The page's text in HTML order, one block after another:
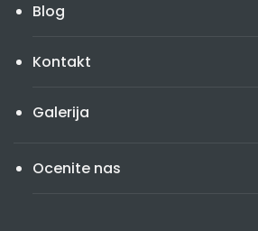
Blog
Kontakt
Galerija
Ocenite nas